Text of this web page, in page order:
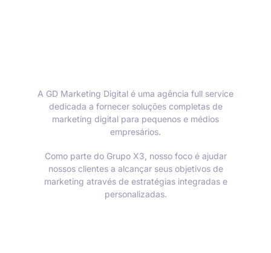
A GD Marketing Digital é uma agência full service
dedicada a fornecer soluções completas de
marketing digital para pequenos e médios
empresários.
Como parte do Grupo X3, nosso foco é ajudar
nossos clientes a alcançar seus objetivos de
marketing através de estratégias integradas e
personalizadas.